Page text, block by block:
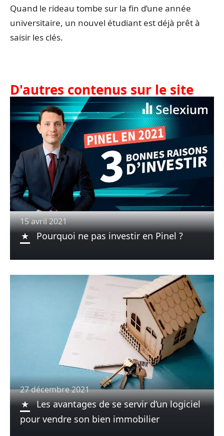
Quand le rideau tombe sur la fin d’une année
universitaire, un nouvel étudiant est déjà prêt à
saisir les clés.
D'autres contenus sur le site
15 avril 2021
Pourquoi ne pas investir en Pinel ?
27 décembre 2021
Les avantages de se servir d’un logiciel
pour vendre son bien immobilier